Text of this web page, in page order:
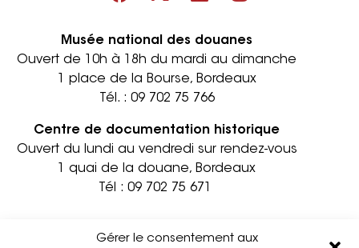
Gérer le consentement aux
Musée national des douanes
Ouvert de 10h à 18h du mardi au dimanche
1 place de la Bourse, Bordeaux
Tél. : 09 702 75 766
Centre de documentation historique
Ouvert du lundi au vendredi sur rendez-vous
1 quai de la douane, Bordeaux
Tél : 09 702 75 671